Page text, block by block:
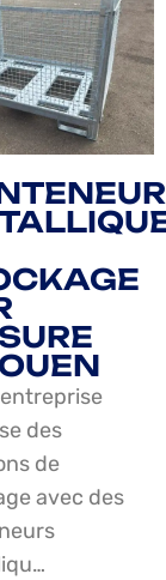
des
de
avec des